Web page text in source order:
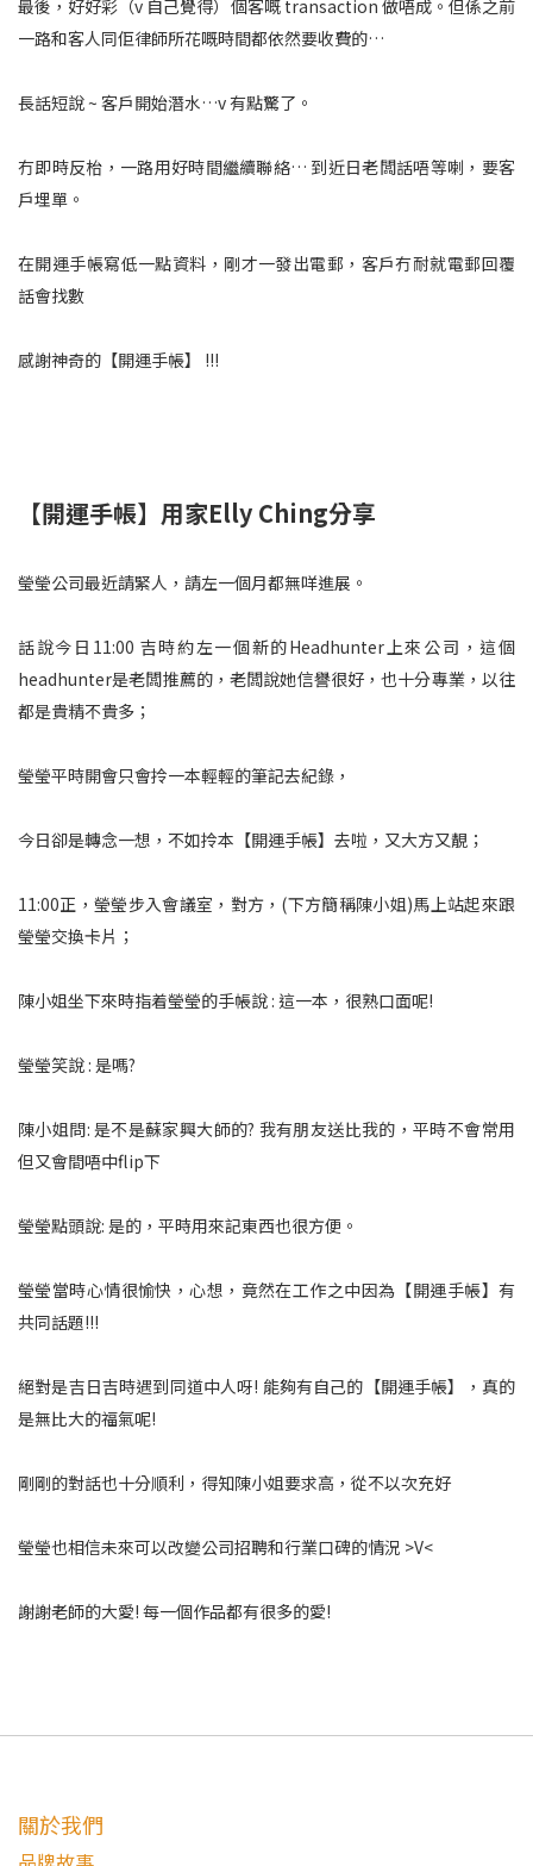
最後，好好彩（v 自己覺得）個客嘅 transaction 做唔成。但係之前
一路和客人同佢律師所花嘅時間都依然要收費的…
長話短說 ~ 客戶開始潛水…v 有點驚了。
冇即時反枱，一路用好時間繼續聯絡… 到近日老闆話唔等喇，要客
戶埋單。
在開運手帳寫低一點資料，剛才一發出電郵，客戶冇耐就電郵回覆
話會找數
感謝神奇的【開運手帳】 !!!
【開運手帳】用家Elly Ching分享
瑩瑩公司最近請緊人，請左一個月都無咩進展。
話說今日11:00 吉時約左一個新的Headhunter上來公司，這個
headhunter是老闆推薦的，老闆說她信譽很好，也十分專業，以往
都是貴精不貴多；
瑩瑩平時開會只會拎一本輕輕的筆記去紀錄，
今日卻是轉念一想，不如拎本【開運手帳】去啦，又大方又靚；
11:00正，瑩瑩步入會議室，對方，(下方簡稱陳小姐)馬上站起來跟
瑩瑩交換卡片；
陳小姐坐下來時指着瑩瑩的手帳說 : 這一本，很熟口面呢!
瑩瑩笑說 : 是嗎?
陳小姐問: 是不是蘇家興大師的? 我有朋友送比我的，平時不會常用
但又會間唔中flip下
瑩瑩點頭說: 是的，平時用來記東西也很方便。
瑩瑩當時心情很愉快，心想，竟然在工作之中因為【開運手帳】有
共同話題!!!
絕對是吉日吉時遇到同道中人呀! 能夠有自己的【開運手帳】，真的
是無比大的福氣呢!
剛剛的對話也十分順利，得知陳小姐要求高，從不以次充好
瑩瑩也相信未來可以改變公司招聘和行業口碑的情況 >V<
謝謝老師的大愛! 每一個作品都有很多的愛!
關於我們